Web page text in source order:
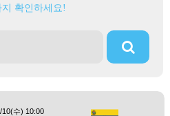
확인하세요!
10(수) 10:00